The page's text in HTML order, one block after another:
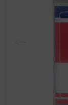
y vídeo
de
/
Tinten